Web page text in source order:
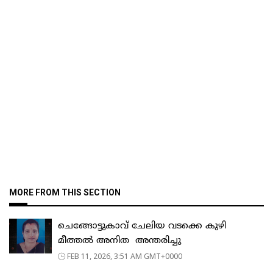
MORE FROM THIS SECTION
ചെങ്ങോട്ടുകാവ് ചേലിയ വടക്കെ കുഴി
മീത്തൽ അനിത അന്തരിച്ചു
FEB 11, 2026, 3:51 AM GMT+0000